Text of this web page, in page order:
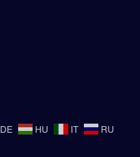
DE HU IT RU